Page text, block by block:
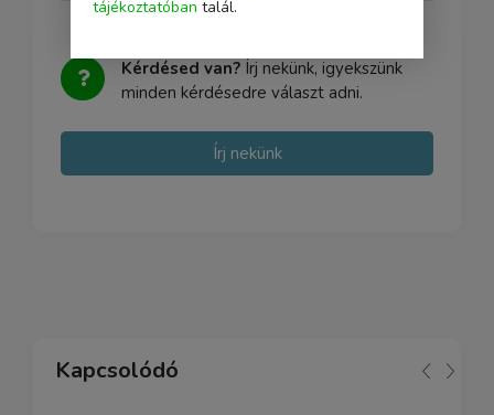
Kérdésed van? Írj nekünk, igyekszünk
minden kérdésedre választ adni.
Írj nekünk
Kapcsolódó
tájékoztatóban talál.